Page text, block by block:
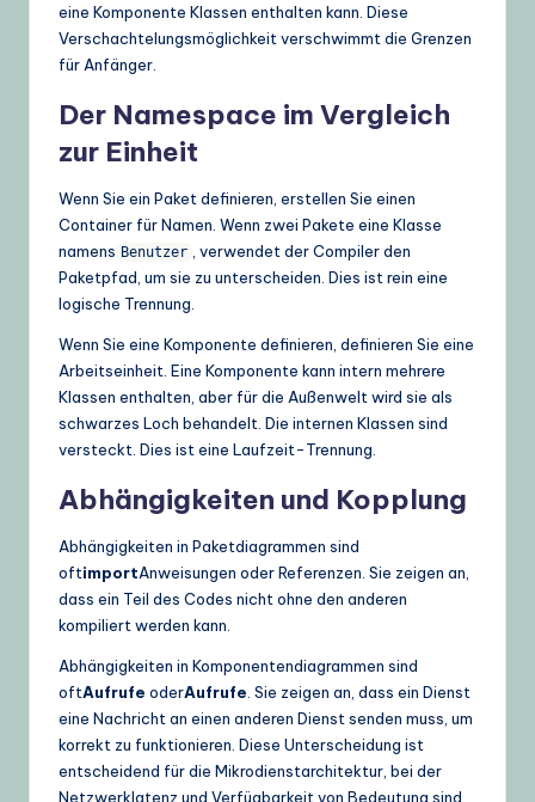
eine Komponente Klassen enthalten kann. Diese
Verschachtelungsmöglichkeit verschwimmt die Grenzen
für Anfänger.
Der Namespace im Vergleich
zur Einheit
Wenn Sie ein Paket definieren, erstellen Sie einen
Container für Namen. Wenn zwei Pakete eine Klasse
namens Benutzer
, verwendet der Compiler den
Paketpfad, um sie zu unterscheiden. Dies ist rein eine
logische Trennung.
Wenn Sie eine Komponente definieren, definieren Sie eine
Arbeitseinheit. Eine Komponente kann intern mehrere
Klassen enthalten, aber für die Außenwelt wird sie als
schwarzes Loch behandelt. Die internen Klassen sind
versteckt. Dies ist eine Laufzeit-Trennung.
Abhängigkeiten und Kopplung
Abhängigkeiten in Paketdiagrammen sind
oftimportAnweisungen oder Referenzen. Sie zeigen an,
dass ein Teil des Codes nicht ohne den anderen
kompiliert werden kann.
Abhängigkeiten in Komponentendiagrammen sind
oftAufrufe oderAufrufe . Sie zeigen an, dass ein Dienst
eine Nachricht an einen anderen Dienst senden muss, um
korrekt zu funktionieren. Diese Unterscheidung ist
entscheidend für die Mikrodienstarchitektur, bei der
Netzwerklatenz und Verfügbarkeit von Bedeutung sind.